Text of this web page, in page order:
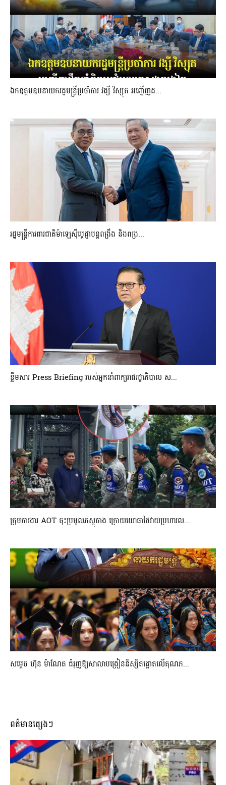
ឯកឧត្តមឧបនាយករដ្ឋមន្រ្តីប្រចាំការ វង្សី វិស្សុត អញ្ជើញដ...
រដ្ឋមន្ត្រីការពារជាតិម៉ាឡេស៊ីប្ដេជ្ញាបន្តពង្រឹង និងពង្រ...
ខ្លឹមសារ Press Briefing របស់អ្នកនាំពាក្យរាជរដ្ឋាភិបាល ស...
ក្រុមការងារ AOT ចុះប្រមូលភស្តុតាង ក្រោយយោធាថៃវាយប្រហារល...
សម្តេច ហ៊ុន ម៉ាណែត ជំរុញឱ្យសាលាបង្រៀននិស្សិតផ្តោតលើគុណភ...
ពត៌មានផ្សេងៗ